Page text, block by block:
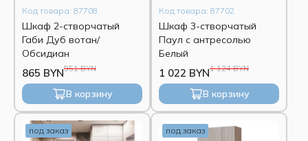
Код товара: 87708
Шкаф 2-створчатый
Габи Дуб вотан/
Обсидиан
951 BYN
865 BYN
В корзину
Код товара: 87702
Шкаф 3-створчатый
Паул с антресолью
Белый
1 124 BYN
1 022 BYN
В корзину
под заказ под заказ